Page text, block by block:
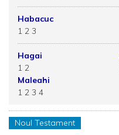
Habacuc
1 2 3
Hagai
1 2
Maleahi
1 2 3 4
Noul Testament